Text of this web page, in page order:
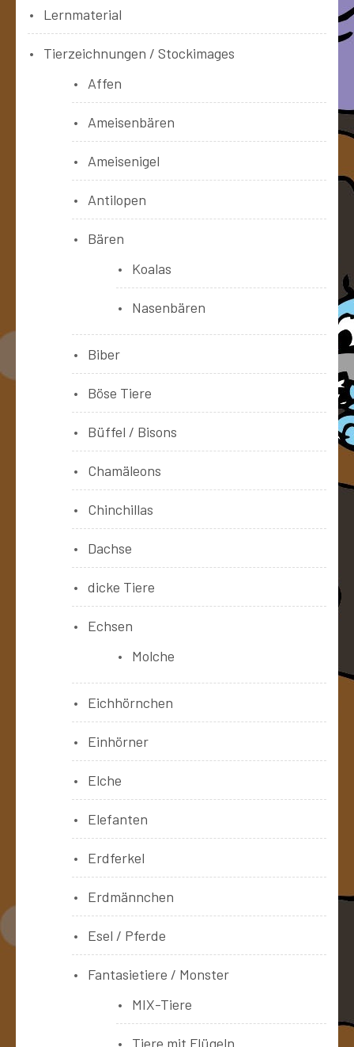
Lernmaterial
Tierzeichnungen / Stockimages
Affen
Ameisenbären
Ameisenigel
Antilopen
Bären
Koalas
Nasenbären
Biber
Böse Tiere
Büffel / Bisons
Chamäleons
Chinchillas
Dachse
dicke Tiere
Echsen
Molche
Eichhörnchen
Einhörner
Elche
Elefanten
Erdferkel
Erdmännchen
Esel / Pferde
Fantasietiere / Monster
MIX-Tiere
Tiere mit Flügeln